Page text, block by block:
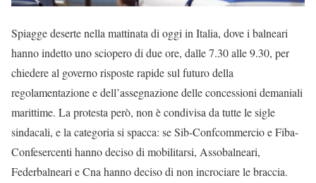
Spiagge deserte nella mattinata di oggi in Italia, dove i balneari
hanno indetto uno sciopero di due ore, dalle 7.30 alle 9.30, per
chiedere al governo risposte rapide sul futuro della
regolamentazione e dell’assegnazione delle concessioni demaniali
marittime. La protesta però, non è condivisa da tutte le sigle
sindacali, e la categoria si spacca: se Sib-Confcommercio e Fiba-
Confesercenti hanno deciso di mobilitarsi, Assobalneari,
Federbalneari e Cna hanno deciso di non incrociare le braccia.